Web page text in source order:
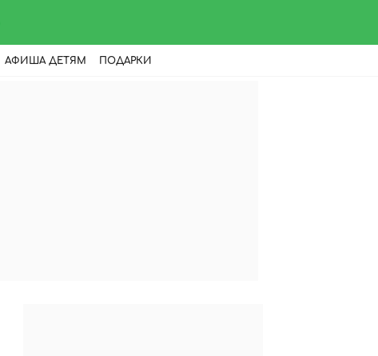
АФИША ДЕТЯМ ПОДАРКИ